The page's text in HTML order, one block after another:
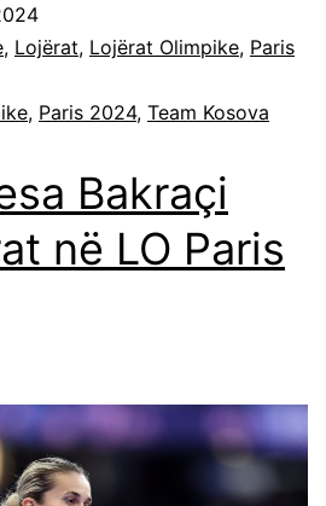
, Lojërat, Lojërat Olimpike, Paris
, Paris 2024, Team Kosova
Bakraçi
në LO Paris